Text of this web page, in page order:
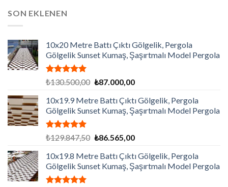
SON EKLENEN
10x20 Metre Battı Çıktı Gölgelik, Pergola
Gölgelik Sunset Kumaş, Şaşırtmalı Model Pergola
5 üzerinden
aldı
₺130.500,00 Orijinal
₺130.500,00.
₺87.000,00Şu
fiyat:
₺87.000,00.
10x19.9 Metre Battı Çıktı Gölgelik, Pergola
Gölgelik Sunset Kumaş, Şaşırtmalı Model Pergola
5 üzerinden
aldı
₺129.847,50 Orijinal
₺129.847,50.
₺86.565,00Şu
fiyat:
₺86.565,00.
10x19.8 Metre Battı Çıktı Gölgelik, Pergola
Gölgelik Sunset Kumaş, Şaşırtmalı Model Pergola